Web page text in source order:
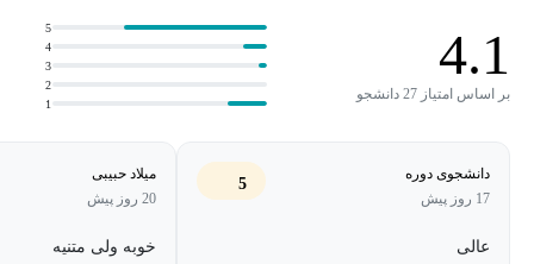
دوره به شما کمک می‌کند تا مهارت‌های پایه‌ای لازم برای آزمون ICDL
را در بخش‌های سخت‌افزار، ویندوز و اینترنت کسب نمایید.
4.1
بر اساس امتیاز 27 دانشجو
1
2
3
4
5
دانشجوی دوره
17 روز پیش
5
عالی
میلاد حبیبی
20 روز پیش
خوبه ولی متنیه